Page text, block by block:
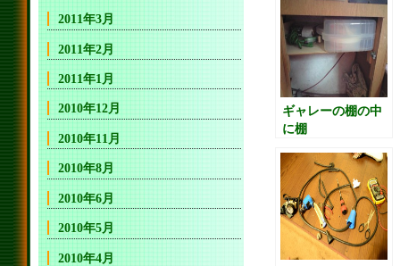
ギャレーの棚の中
に棚
2011年3月
2011年2月
2011年1月
2010年12月
2010年11月
2010年8月
2010年6月
2010年5月
2010年4月